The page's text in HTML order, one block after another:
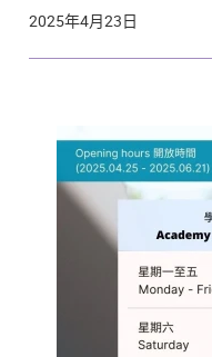
2025年4月23日